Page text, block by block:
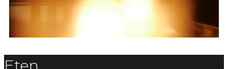
Scroll Down
Eten